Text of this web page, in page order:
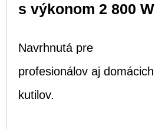
s výkonom 2 800 W
Navrhnutá pre
profesionálov aj domácich
kutilov.